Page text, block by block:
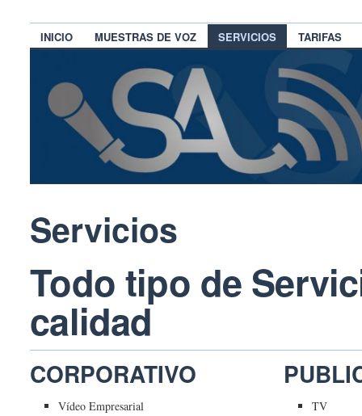
INICIO MUESTRAS DE VOZ SERVICIOS TARIFAS
Servicios
Todo tipo de
calidad
CORPORATIVO
Vídeo Empresarial
TV